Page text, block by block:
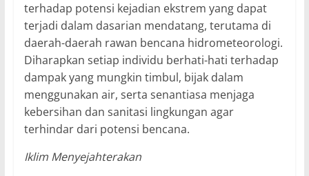
terhadap potensi kejadian ekstrem yang dapat
terjadi dalam dasarian mendatang, terutama di
daerah-daerah rawan bencana hidrometeorologi.
Diharapkan setiap individu berhati-hati terhadap
dampak yang mungkin timbul, bijak dalam
menggunakan air, serta senantiasa menjaga
kebersihan dan sanitasi lingkungan agar
terhindar dari potensi bencana.
Iklim Menyejahterakan